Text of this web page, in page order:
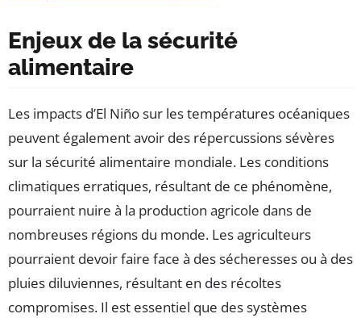
Enjeux de la sécurité
alimentaire
Les impacts d’El Niño sur les températures océaniques
peuvent également avoir des répercussions sévères
sur la sécurité alimentaire mondiale. Les conditions
climatiques erratiques, résultant de ce phénomène,
pourraient nuire à la production agricole dans de
nombreuses régions du monde. Les agriculteurs
pourraient devoir faire face à des sécheresses ou à des
pluies diluviennes, résultant en des récoltes
compromises. Il est essentiel que des systèmes